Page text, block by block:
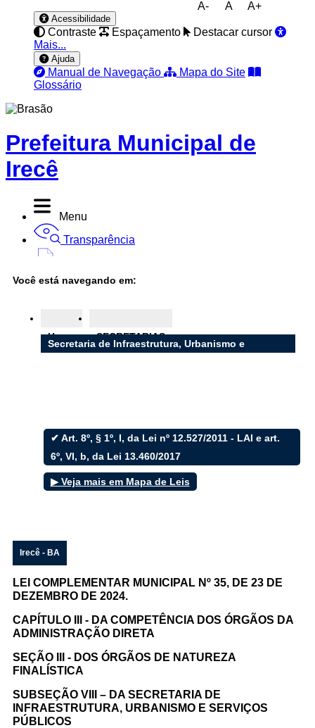
A- A A+
Acessibilidade
Contraste Espaçamento
Destacar cursor
Mais...
Ajuda
Manual de Navegação
Mapa do Site
Glossário
Prefeitura Municipal de
Irecê
Menu
Transparência
Ouvidoria
e-SIC
Filtrar por todos
Acesso à Informação
Cidadão
Empresas
Servidor
Transparência
Videos
Áudios
Fale conosco
Fale conosco
Nome*
Telefone 1*
Você está navegando em:
Home SECRETARIAS
Secretaria de Infraestrutura, Urbanismo e
✔ Art. 8º, § 1º, I, da Lei nº 12.527/2011 - LAI e art.
6º, VI, b, da Lei 13.460/2017
▶ Veja mais em Mapa de Leis
Irecê - BA
LEI COMPLEMENTAR MUNICIPAL Nº 35, DE 23 DE
DEZEMBRO DE 2024.
CAPÍTULO III - DA COMPETÊNCIA DOS ÓRGÃOS DA
ADMINISTRAÇÃO DIRETA
SEÇÃO III - DOS ÓRGÃOS DE NATUREZA
FINALÍSTICA
SUBSEÇÃO VIII – DA SECRETARIA DE
INFRAESTRUTURA, URBANISMO E SERVIÇOS
PÚBLICOS